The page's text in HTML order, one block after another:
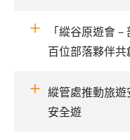
「縱谷原遊會
百位部落夥伴
縱管處推動旅
安全遊